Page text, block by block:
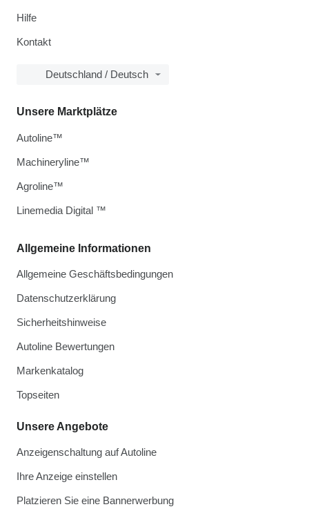
Hilfe
Kontakt
Deutschland / Deutsch
Allgemeine Informationen
Allgemeine Geschäftsbedingungen
Datenschutzerklärung
Sicherheitshinweise
Autoline Bewertungen
Markenkatalog
Topseiten
Unsere Angebote
Anzeigenschaltung auf Autoline
Ihre Anzeige einstellen
Platzieren Sie eine Bannerwerbung
Unsere Marktplätze
Autoline™
Machineryline™
Agroline™
Linemedia Digital ™